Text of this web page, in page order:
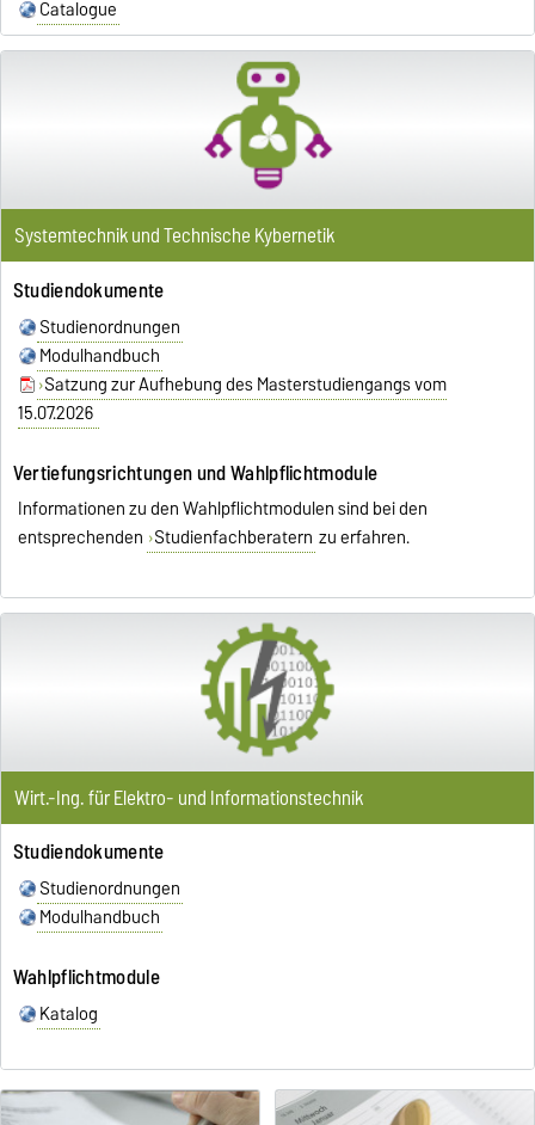
Catalogue
Systemtechnik und Technische Kybernetik
Studiendokumente
Studienordnungen
Modulhandbuch
Satzung zur Aufhebung des Masterstudiengangs vom
15.07.2026
Vertiefungsrichtungen und Wahlpflichtmodule
Informationen zu den Wahlpflichtmodulen sind bei den
entsprechenden Studienfachberatern zu erfahren.
Wirt.-Ing. für Elektro- und Informationstechnik
Studiendokumente
Studienordnungen
Modulhandbuch
Wahlpflichtmodule
Katalog